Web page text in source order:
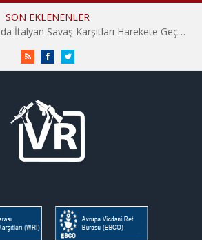
SON EKLENENLER
Hiroşima’nın 81. Yılında İtalyan Savaş Karşıtları Harekete Geçti: “Hatırlamak yeterli değil”
RSS FacebookTwitter